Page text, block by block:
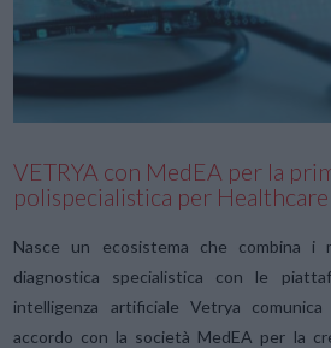
VIEW POST
VETRYA con MedEA per la
polispecialistica per
Nasce un ecosistema che combina i
diagnostica specialistica con le
intelligenza artificiale Vetrya
accordo con la società MedEA per la